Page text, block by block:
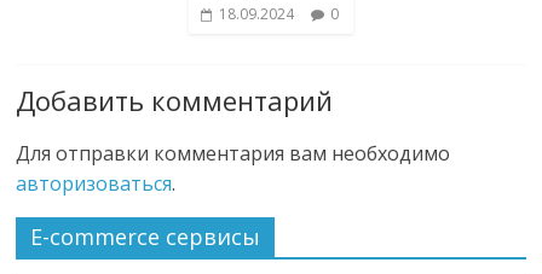
18.09.2024 0
Добавить комментарий
Для отправки комментария вам необходимо
авторизоваться.
E-commerce сервисы